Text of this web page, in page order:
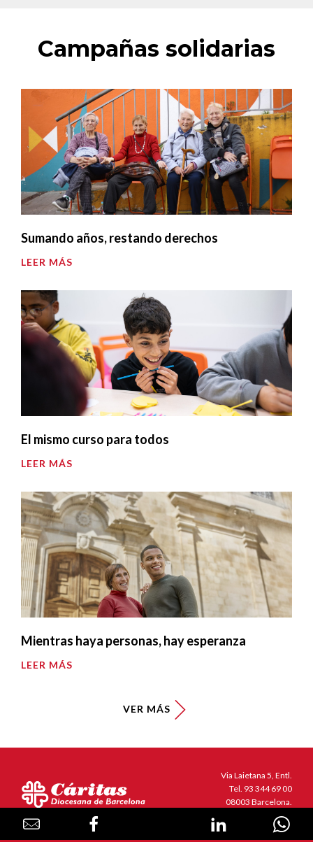
Campañas solidarias
Sumando años, restando derechos
LEER MÁS
El mismo curso para todos
LEER MÁS
Mientras haya personas, hay esperanza
LEER MÁS
VER MÁS
Via Laietana 5, Entl.
Tel. 93 344 69 00
08003 Barcelona.
N.000153 (Registro de entidades
religiosas)